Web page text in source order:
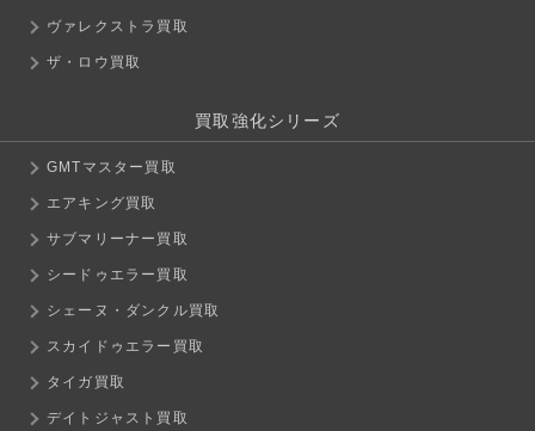
ヴァレクストラ買取
ザ・ロウ買取
買取強化シリーズ
GMTマスター買取
エアキング買取
サブマリーナー買取
シードゥエラー買取
シェーヌ・ダンクル買取
スカイドゥエラー買取
タイガ買取
デイトジャスト買取